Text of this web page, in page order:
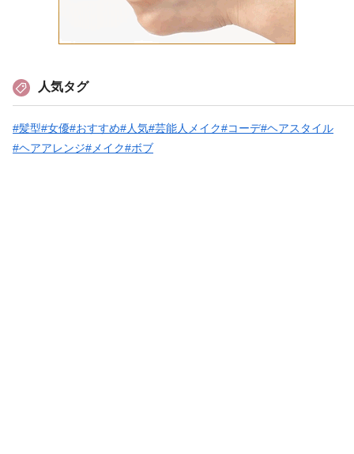
人気タグ
#髪型#女優#おすすめ#人気#芸能人メイク#コーデ#ヘアスタイル
#ヘアアレンジ#メイク#ボブ